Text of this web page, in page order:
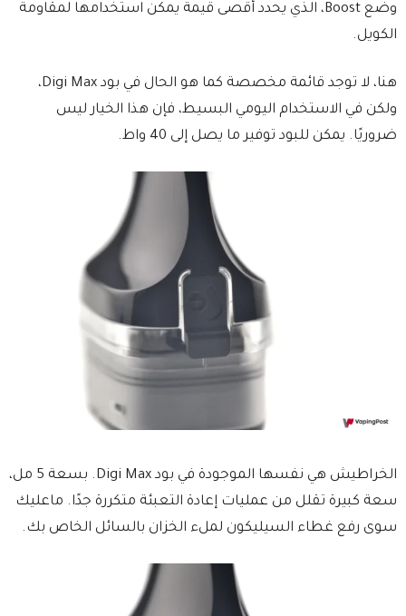
وضع Boost، الذي يحدد أقصى قيمة يمكن استخدامها لمقاومة
الكويل.
هنا، لا توجد قائمة مخصصة كما هو الحال في بود Digi Max،
ولكن في الاستخدام اليومي البسيط، فإن هذا الخيار ليس
ضروريًا. يمكن للبود توفير ما يصل إلى 40 واط.
الخراطيش هي نفسها الموجودة في بود Digi Max. بسعة 5 مل،
سعة كبيرة تقلل من عمليات إعادة التعبئة متكررة جدًا. ماعليك
سوى رفع غطاء السيليكون لملء الخزان بالسائل الخاص بك.